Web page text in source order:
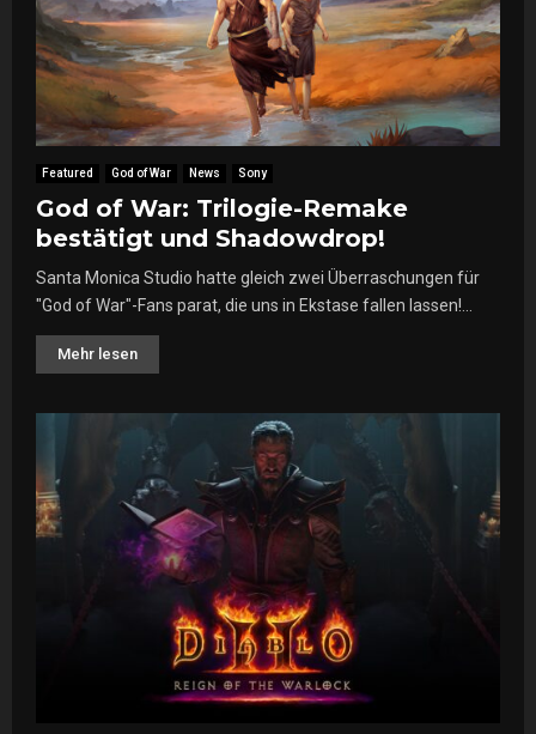
Featured God of War News Sony
God of War: Trilogie-Remake
bestätigt und Shadowdrop!
Santa Monica Studio hatte gleich zwei Überraschungen für
"God of War"-Fans parat, die uns in Ekstase fallen lassen!...
Mehr lesen